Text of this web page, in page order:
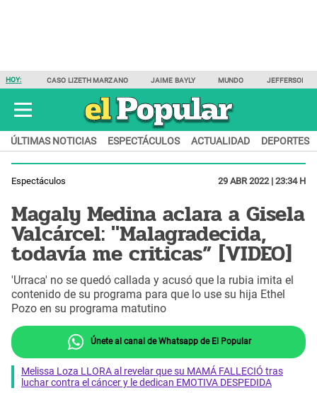
HOY: CASO LIZETH MARZANO JAIME BAYLY MUNDO JEFFERSON
ÚLTIMAS NOTICIAS ESPECTÁCULOS ACTUALIDAD DEPORTES
Espectáculos 29 ABR 2022 | 23:34 H
Magaly Medina aclara a Gisela
Valcárcel: "Malagradecida,
todavía me criticas” [VIDEO]
'Urraca' no se quedó callada y acusó que la rubia imita el
contenido de su programa para que lo use su hija Ethel
Pozo en su programa matutino
Únete al canal de Whatsapp de El Popular
Melissa Loza LLORA al revelar que su MAMÁ FALLECIÓ tras
luchar contra el cáncer y le dedican EMOTIVA DESPEDIDA